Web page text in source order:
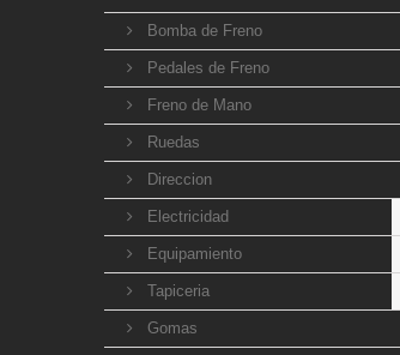
Bomba de Freno
Pedales de Freno
Freno de Mano
Ruedas
Direccion
Electricidad
Equipamiento
Tapiceria
Gomas